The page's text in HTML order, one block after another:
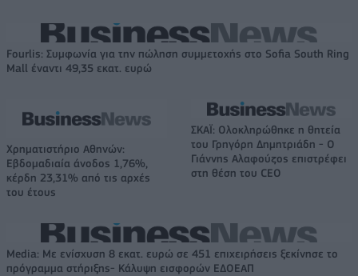
Fourlis: Συμφωνία για την πώληση συμμετοχής στο Sofia South Ring
Mall έναντι 49,35 εκατ. ευρώ
Χρηματιστήριο Αθηνών:
Εβδομαδιαία άνοδος 1,76%,
κέρδη 23,31% από τις αρχές
του έτους
ΣΚΑΪ: Ολοκληρώθηκε η θητεία
του Γρηγόρη Δημητριάδη - Ο
Γιάννης Αλαφούζος επιστρέφει
στη θέση του CEO
Media: Με ενίσχυση 8 εκατ. ευρώ σε 451 επιχειρήσεις ξεκίνησε το
πρόγραμμα στήριξης- Κάλυψη εισφορών ΕΔΟΕΑΠ